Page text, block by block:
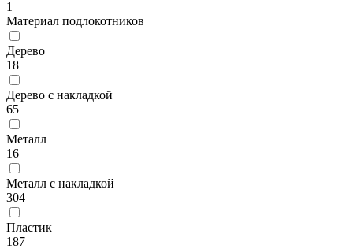
1
Материал подлокотников
Дерево
18
Дерево с накладкой
65
Металл
16
Металл с накладкой
304
Пластик
187